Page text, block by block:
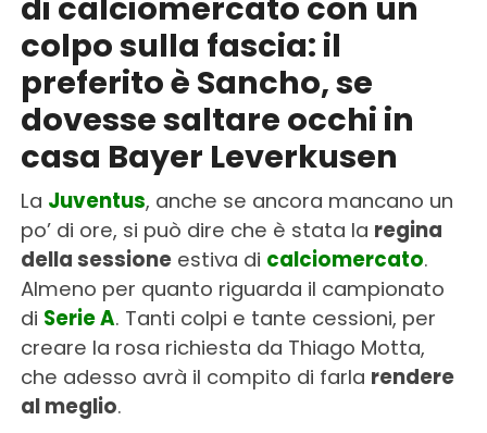
colpo sulla fascia: il
preferito è Sancho, se
dovesse saltare occhi in
casa Bayer Leverkusen
La Juventus, anche se ancora mancano un
po’ di ore, si può dire che è stata la regina
della sessioneestiva di calciomercato.
Almeno per quanto riguarda il campionato
di Serie A. Tanti colpi e tante cessioni, per
creare la rosa richiesta da Thiago Motta,
che adesso avrà il compito di farla rendere
al meglio.